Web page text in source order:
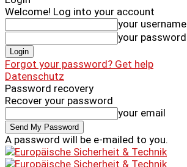
Welcome! Log into your account
your username
your password
Forgot your password? Get help
Datenschutz
Password recovery
Recover your password
your email
A password will be e-mailed to you.